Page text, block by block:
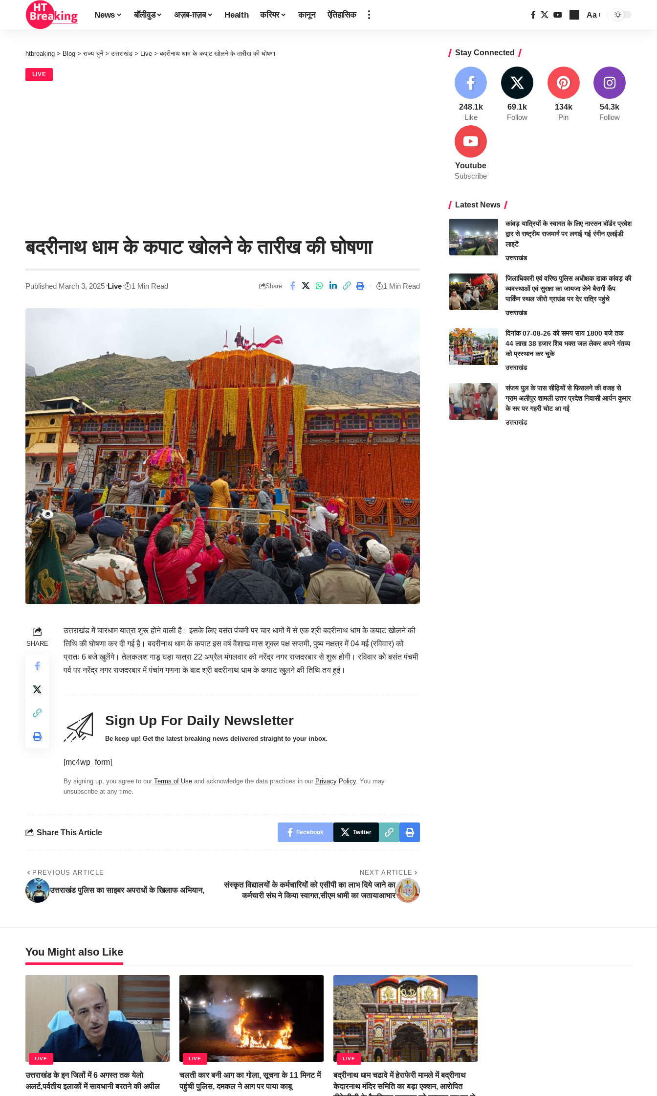
News बॉलीवुड अज़ब-ग़ज़ब Health करियर कानून ऐतिहासिक Aa
htbreaking > Blog >राज्य चुनें >उत्तराखंड > Live >बदरीनाथ धाम के कपाट खोलने के तारीख की घोषणा
LIVE
बदरीनाथ धाम के कपाट खोलने के तारीख की घोषणा
Published March 3, 2025 Live 1 Min Read Share 1 Min Read
SHARE
उत्तराखंड में चारधाम यात्रा शुरू होने वाली है। इसके लिए बसंत पंचमी पर चार धामों में से एक श्री बदरीनाथ धाम के कपाट खोलने की
तिथि की घोषणा कर दी गई है। बदरीनाथ धाम के कपाट इस वर्ष वैशाख मास शुक्ल पक्ष सप्तमी, पुष्य नक्षत्र में 04 मई (रविवार) को
प्रातः 6 बजे खुलेंगे। तेलकलश गाडू घड़ा यात्रा 22 अप्रैल मंगलवार को नरेंद्र नगर राजदरबार से शुरू होगी। रविवार को बसंत पंचमी
पर्व पर नरेंद्र नगर राजदरबार में पंचांग गणना के बाद श्री बदरीनाथ धाम के कपाट खुलने की तिथि तय हुई।
Sign Up For Daily Newsletter
Be keep up! Get the latest breaking news delivered straight to your inbox.
[mc4wp_form]
By signing up, you agree to our Terms of Use and acknowledge the data practices in our Privacy Policy. You may
unsubscribe at any time.
Share This Article Facebook Twitter
PREVIOUS ARTICLE
उत्तराखंड पुलिस का साइबर अपराधों के खिलाफ अभियान,
NEXT ARTICLE
संस्कृत विद्यालयों के कर्मचारियों को एसीपी का लाभ दिये जाने का
कर्मचारी संघ ने किया स्वागत,सीएम धामी का जतायाआभार
Stay Connected
248.1k
Like
69.1k
Follow
134k
Pin
54.3k
Follow
Youtube
Subscribe
Latest News
कांवड़ यात्रियों के स्वागत के लिए नारसन बॉर्डर प्रवेश
द्वार से राष्ट्रीय राजमार्ग पर लगाई गई रंगीन एलईडी
लाइटें
उत्तराखंड
जिलाधिकारी एवं वरिष्ठ पुलिस अधीक्षक डाक कांवड़ की
व्यवस्थाओं एवं सुरक्षा का जायजा लेने बैरागी कैंप
पार्किंग स्थल जीरो ग्राउंड पर देर रात्रि पहुंचे
उत्तराखंड
दिनांक 07-08-26 को समय साय 1800 बजे तक
44 लाख 38 हजार शिव भक्त जल लेकर अपने गंतव्य
को प्रस्थान कर चुके
उत्तराखंड
संजय पुल के पास सीढ़ियों से फिसलने की वजह से
ग्राम अलीपुर शामली उत्तर प्रदेश निवासी आर्यन कुमार
के सर पर गहरी चोट आ गई
उत्तराखंड
You Might also Like
LIVE
उत्तराखंड के इन जिलों में 6 अगस्त तक येलो
अलर्ट,पर्वतीय इलाकों में सावधानी बरतने की अपील
LIVE
चलती कार बनी आग का गोला, सूचना के 11 मिनट में
पहुंची पुलिस, दमकल ने आग पर पाया काबू
LIVE
बद्रीनाथ धाम चढावे में हेराफेरी मामले में बद्रीनाथ
केदारनाथ मंदिर समिति का बड़ा एक्शन, आरोपित